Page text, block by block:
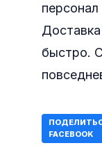
быстро.
FACEBOOK